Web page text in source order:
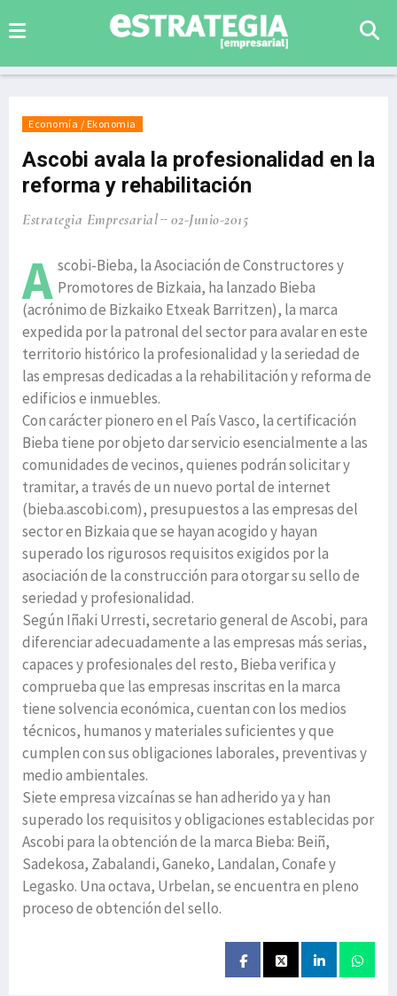
Economía / Ekonomia
Ascobi avala la profesionalidad en la
reforma y rehabilitación
Estrategia Empresarial 02-Junio-2015
A scobi-Bieba, la Asociación de Constructores y
Promotores de Bizkaia, ha lanzado Bieba
(acrónimo de Bizkaiko Etxeak Barritzen), la marca
expedida por la patronal del sector para avalar en este
territorio histórico la profesionalidad y la seriedad de
las empresas dedicadas a la rehabilitación y reforma de
edificios e inmuebles.
Con carácter pionero en el País Vasco, la certificación
Bieba tiene por objeto dar servicio esencialmente a las
comunidades de vecinos, quienes podrán solicitar y
tramitar, a través de un nuevo portal de internet
(bieba.ascobi.com), presupuestos a las empresas del
sector en Bizkaia que se hayan acogido y hayan
superado los rigurosos requisitos exigidos por la
asociación de la construcción para otorgar su sello de
seriedad y profesionalidad.
Según Iñaki Urresti, secretario general de Ascobi, para
diferenciar adecuadamente a las empresas más serias,
capaces y profesionales del resto, Bieba verifica y
comprueba que las empresas inscritas en la marca
tiene solvencia económica, cuentan con los medios
técnicos, humanos y materiales suficientes y que
cumplen con sus obligaciones laborales, preventivas y
medio ambientales.
Siete empresa vizcaínas se han adherido ya y han
superado los requisitos y obligaciones establecidas por
Ascobi para la obtención de la marca Bieba: Beiñ,
Sadekosa, Zabalandi, Ganeko, Landalan, Conafe y
Legasko. Una octava, Urbelan, se encuentra en pleno
proceso de obtención del sello.